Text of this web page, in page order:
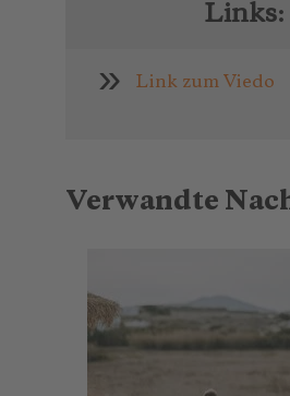
Links:
Link zum Viedo
Verwandte